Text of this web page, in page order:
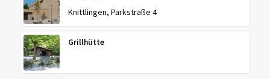
Knittlingen, Parkstraße 4
Grillhütte